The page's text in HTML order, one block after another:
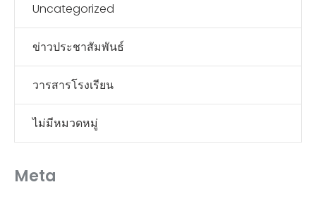
Uncategorized
ข่าวประชาสัมพันธ์
วารสารโรงเรียน
ไม่มีหมวดหมู่
Meta